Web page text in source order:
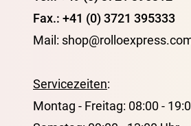
Fax.: +41 (0) 3721 395333
Mail:
Servicezeiten:
Montag - Freitag: 08:00 -